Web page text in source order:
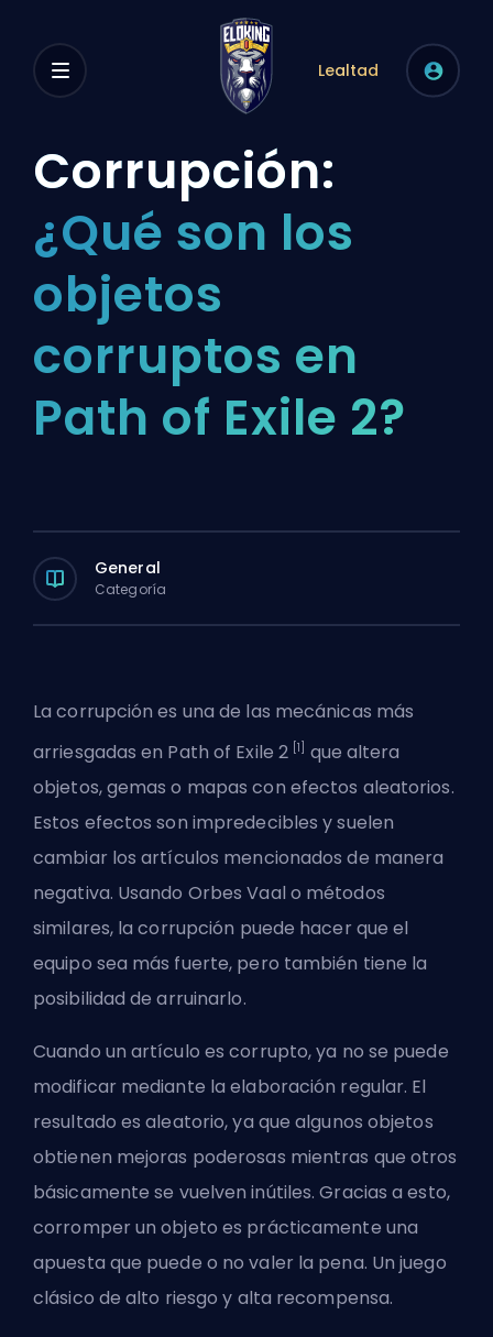
Lealtad
Corrupción:
¿Qué son los
objetos
corruptos en
Path of Exile 2?
General
Categoría
La corrupción es una de las mecánicas más
arriesgadas en Path of Exile 2 [1]
que altera
objetos, gemas o mapas con efectos aleatorios.
Estos efectos son impredecibles y suelen
cambiar los artículos mencionados de manera
negativa. Usando Orbes Vaal o métodos
similares, la corrupción puede hacer que el
equipo sea más fuerte, pero también tiene la
posibilidad de arruinarlo.
Cuando un artículo es corrupto, ya no se puede
modificar mediante la elaboración regular. El
resultado es aleatorio, ya que algunos objetos
obtienen mejoras poderosas mientras que otros
básicamente se vuelven inútiles. Gracias a esto,
corromper un objeto es prácticamente una
apuesta que puede o no valer la pena. Un juego
clásico de alto riesgo y alta recompensa.